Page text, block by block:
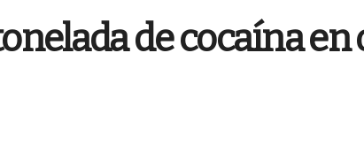
de cocaína